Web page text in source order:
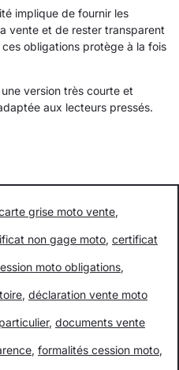
implique de fournir les
vente et de rester transparent
obligations protège à la fois
version très courte et
aux lecteurs pressés.
grise moto vente,
non gage moto, certificat
moto obligations,
, déclaration vente moto
, documents vente
, formalités cession moto,